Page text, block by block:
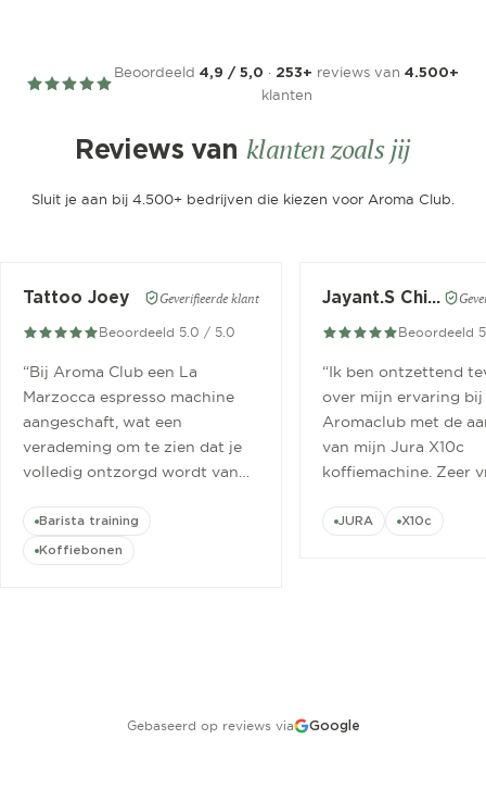
Beoordeeld 4,9 / 5,0 · 253+ reviews van 4.500+
klanten
Reviews van klanten zoals jij
Sluit je aan bij 4.500+ bedrijven die kiezen voor Aroma Club.
Tattoo Joey Geverifieerde klant
Beoordeeld 5.0 / 5.0
“Bij Aroma Club een La
Marzocca espresso machine
aangeschaft, wat een
verademing om te zien dat je
volledig ontzorgd wordt van
cursus.”
Barista training
Koffiebonen
Jayant.S Chitaroe
Beoordeeld
“Ik ben ontzettend
over mijn ervaring bij
Aromaclub met de
van mijn Jura X10c
koffiemachine. Zeer
JURA X10c
Gebaseerd op reviews via Google